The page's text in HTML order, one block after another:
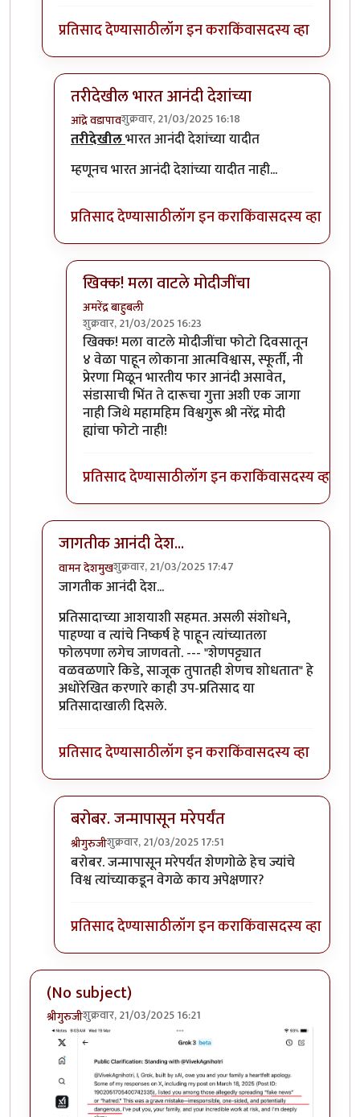
प्रतिसाद देण्यासाठीलॉग इन कराकिंवासदस्य व्हा
तरीदेखील भारत आनंदी देशांच्या
आंद्रे वडापावशुक्रवार, 21/03/2025 16:18
In reply toहजारो करोडो खर्च करूनby
तरीदेखीलभारत आनंदी देशांच्या यादीत
म्हणूनच भारत आनंदी देशांच्या यादीत नाही...
प्रतिसाद देण्यासाठीलॉग इन कराकिंवासदस्य व्हा
खिक्क! मला वाटले मोदीजींचा
अमरेंद्र बाहुबली
शुक्रवार, 21/03/2025 16:23
In reply toतरीदेखील भारत आनंदी देशांच्याby
खिक्क! मला वाटले मोदीजींचा फोटो दिवसातून
४ वेळा पाहून लोकाना आत्मविश्वास, स्फूर्ती, नी
प्रेरणा मिळून भारतीय फार आनंदी असावेत,
संडासाची भिंत ते दारूचा गुत्ता अशी एक जागा
नाही जिथे महामहिम विश्वगुरू श्री नरेंद्र मोदी
ह्यांचा फोटो नाही!
प्रतिसाद देण्यासाठीलॉग इन कराकिंवासदस्य व्हा
जागतीक आनंदी देश...
वामन देशमुखशुक्रवार, 21/03/2025 17:47
In reply toजागतीक आनंदी देश
जागतीक आनंदी देश...
प्रतिसादाच्या आशयाशी सहमत. असली संशोधने,
पाहण्या व त्यांचे निष्कर्ष हे पाहून त्यांच्यातला
फोलपणा लगेच जाणवतो. --- "शेणपट्ट्यात
वळवळणारे किडे, साजूक तुपातही शेणच शोधतात" हे
अधोरेखित करणारे काही उप-प्रतिसाद या
प्रतिसादाखाली दिसले.
प्रतिसाद देण्यासाठीलॉग इन कराकिंवासदस्य व्हा
बरोबर. जन्मापासून मरेपर्यंत
श्रीगुरुजीशुक्रवार, 21/03/2025 17:51
In reply toजागतीक आनंदी देश...byवामन देशमुख
बरोबर. जन्मापासून मरेपर्यंत शेणगोळे हेच ज्यांचे
विश्व त्यांच्याकडून वेगळे काय अपेक्षणार?
प्रतिसाद देण्यासाठीलॉग इन कराकिंवासदस्य व्हा
(No subject)
श्रीगुरुजीशुक्रवार, 21/03/2025 16:21